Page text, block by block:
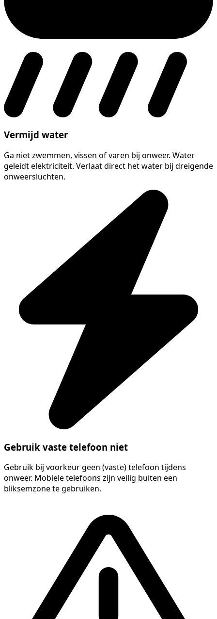
Vermijd water
Ga niet zwemmen, vissen of varen bij onweer. Water
geleidt elektriciteit. Verlaat direct het water bij dreigende
onweersluchten.
Gebruik vaste telefoon niet
Gebruik bij voorkeur geen (vaste) telefoon tijdens
onweer. Mobiele telefoons zijn veilig buiten een
bliksemzone te gebruiken.